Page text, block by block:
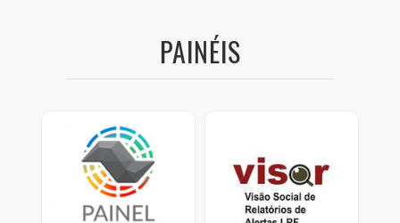
PAINÉIS
Painel Clima SP
Painel com dados de
como os Municípios
estão se preparando
Visão Social de
Relatórios de Alertas
LRF.